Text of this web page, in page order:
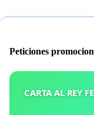
Peticiones
CARTA AL REY